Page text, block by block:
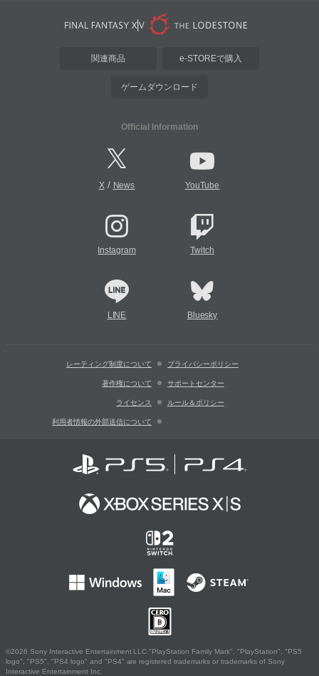
関連商品 e-STOREで購入
ゲームダウンロード
Official Information
X/ News YouTube
Instagram Twitch
LINE Bluesky
レーティング制度について プライバシーポリシー
著作権について サポートセンター
ライセンス ルール＆ポリシー
利用者情報の外部送信について
©2026 Sony Interactive Entertainment LLC."PlayStation Family Mark", "PlayStation", "PS5
logo", "PS5", "PS4 logo" and "PS4" are registered trademarks or trademarks of Sony
Interactive Entertainment Inc.